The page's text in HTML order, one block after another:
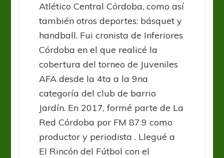
Atlético Central Córdoba, como así
también otros deportes: básquet y
handball. Fui cronista de Inferiores
Córdoba en el que realicé la
cobertura del torneo de Juveniles
AFA desde la 4ta a la 9na
categoría del club de barrio
Jardín. En 2017, formé parte de La
Red Córdoba por FM 87.9 como
productor y periodista . Llegué a
El Rincón del Fútbol con el